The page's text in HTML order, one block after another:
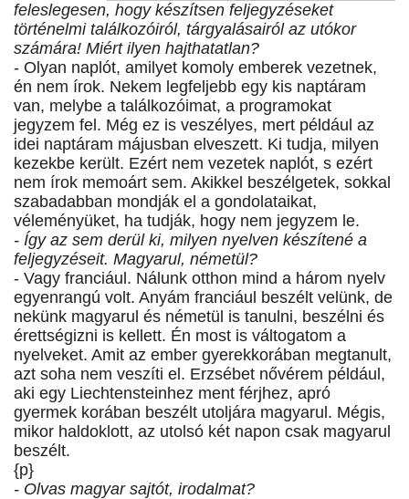
feleslegesen, hogy készítsen feljegyzéseket
történelmi találkozóiról, tárgyalásairól az utókor
számára! Miért ilyen hajthatatlan?
- Olyan naplót, amilyet komoly emberek vezetnek,
én nem írok. Nekem legfeljebb egy kis naptáram
van, melybe a találkozóimat, a programokat
jegyzem fel. Még ez is veszélyes, mert például az
idei naptáram májusban elveszett. Ki tudja, milyen
kezekbe került. Ezért nem vezetek naplót, s ezért
nem írok memoárt sem. Akikkel beszélgetek, sokkal
szabadabban mondják el a gondolataikat,
véleményüket, ha tudják, hogy nem jegyzem le.
- Így az sem derül ki, milyen nyelven készítené a
feljegyzéseit. Magyarul, németül?
- Vagy franciául. Nálunk otthon mind a három nyelv
egyenrangú volt. Anyám franciául beszélt velünk, de
nekünk magyarul és németül is tanulni, beszélni és
érettségizni is kellett. Én most is váltogatom a
nyelveket. Amit az ember gyerekkorában megtanult,
azt soha nem veszíti el. Erzsébet nővérem például,
aki egy Liechtensteinhez ment férjhez, apró
gyermek korában beszélt utoljára magyarul. Mégis,
mikor haldoklott, az utolsó két napon csak magyarul
beszélt.
{p}
- Olvas magyar sajtót, irodalmat?